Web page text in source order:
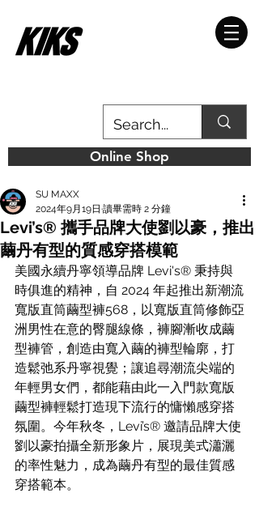
Online Shop
Levi’s® 攜手品牌大使劉以豪，推出
繭丹有型的質感穿搭模範
SU MAXX
2024年9月19日 讀畢需時 2 分鐘
美國永續丹寧領導品牌 Levi's® 秉持與
時俱進的精神，自 2024 年起推出新潮流
寬版直筒繭型褲568，以寬版直筒修飾亞
洲男性在意的臀腿線條，褲腳漸收成繭
型褲管，創造由寬入繭的褲型輪廓，打
造鬆弛系丹寧視覺；讓追尋潮流尖端的
年輕男女們，都能藉由此一入門款寬版
繭型褲輕鬆打造現下流行的慵懶感穿搭
氛圍。今年秋冬，Levi’s® 邀請品牌大使
劉以豪拍攝全新形象片，展現美式瀟灑
的率性魅力，成為繭丹有型的最佳質感
穿搭範本。